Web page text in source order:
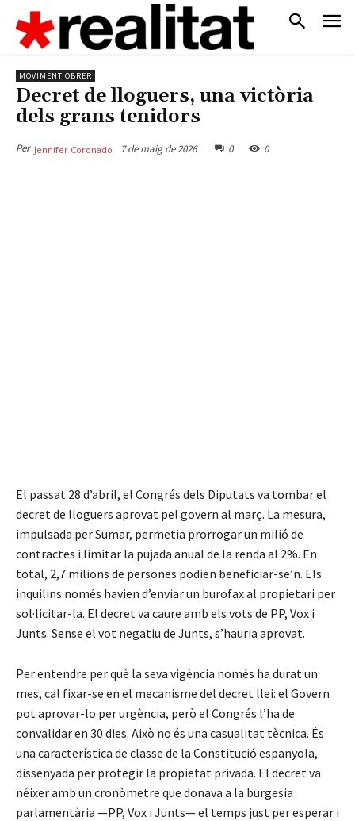
MOVIMENT OBRER
Decret de lloguers, una victòria
dels grans tenidors
Per Jennifer Coronado 7 de maig de 2026 0 0
El passat 28 d’abril, el Congrés dels Diputats va tombar el
decret de lloguers aprovat pel govern al març. La mesura,
impulsada per Sumar, permetia prorrogar un milió de
contractes i limitar la pujada anual de la renda al 2%. En
total, 2,7 milions de persones podien beneficiar-se’n. Els
inquilins només havien d’enviar un burofax al propietari per
sol·licitar-la. El decret va caure amb els vots de PP, Vox i
Junts. Sense el vot negatiu de Junts, s’hauria aprovat.
Per entendre per què la seva vigència només ha durat un
mes, cal fixar-se en el mecanisme del decret llei: el Govern
pot aprovar-lo per urgència, però el Congrés l’ha de
convalidar en 30 dies. Això no és una casualitat tècnica. És
una característica de classe de la Constitució espanyola,
dissenyada per protegir la propietat privada. El decret va
néixer amb un cronòmetre que donava a la burgesia
parlamentària —PP, Vox i Junts— el temps just per esperar i